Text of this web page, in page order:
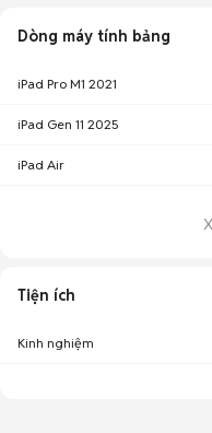
Dòng máy tính bảng
iPad Pro M1 2021
iPad Gen 11 2025
iPad Air
Tiện ích
Kinh nghiệm